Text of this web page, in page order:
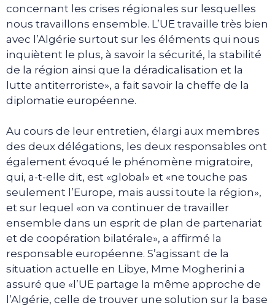
concernant les crises régionales sur lesquelles
nous travaillons ensemble. L’UE travaille très bien
avec l’Algérie surtout sur les éléments qui nous
inquiètent le plus, à savoir la sécurité, la stabilité
de la région ainsi que la déradicalisation et la
lutte antiterroriste», a fait savoir la cheffe de la
diplomatie européenne.
Au cours de leur entretien, élargi aux membres
des deux délégations, les deux responsables ont
également évoqué le phénomène migratoire,
qui, a-t-elle dit, est «global» et «ne touche pas
seulement l’Europe, mais aussi toute la région»,
et sur lequel «on va continuer de travailler
ensemble dans un esprit de plan de partenariat
et de coopération bilatérale», a affirmé la
responsable européenne. S’agissant de la
situation actuelle en Libye, Mme Mogherini a
assuré que «l’UE partage la même approche de
l’Algérie, celle de trouver une solution sur la base